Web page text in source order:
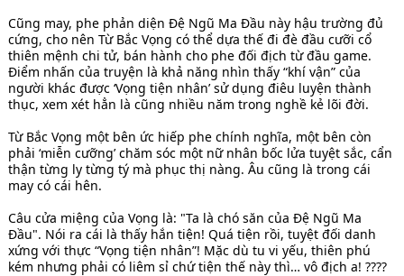
Cũng may, phe phản diện Đệ Ngũ Ma Đầu này hậu trường đủ
cứng, cho nên Từ Bắc Vọng có thể dựa thế đi đè đầu cưỡi cổ
thiên mệnh chi tử, bán hành cho phe đối địch từ đầu game.
Điểm nhấn của truyện là khả năng nhìn thấy “khí vận” của
người khác được ‘Vọng tiện nhân’ sử dụng điêu luyện thành
thục, xem xét hẳn là cũng nhiều năm trong nghề kẻ lõi đời.
Từ Bắc Vọng một bên ức hiếp phe chính nghĩa, một bên còn
phải ‘miễn cưỡng’ chăm sóc một nữ nhân bốc lửa tuyệt sắc, cẩn
thận từng ly từng tý mà phục thị nàng. Âu cũng là trong cái
may có cái hên.
Câu cửa miệng của Vọng là: "Ta là chó săn của Đệ Ngũ Ma
Đầu". Nói ra cái là thấy hắn tiện! Quá tiện rồi, tuyệt đối danh
xứng với thực “Vọng tiện nhân”! Mặc dù tu vi yếu, thiên phú
kém nhưng phải có liêm sỉ chứ tiện thế này thì… vô địch a! ????